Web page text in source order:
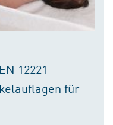
12221
für